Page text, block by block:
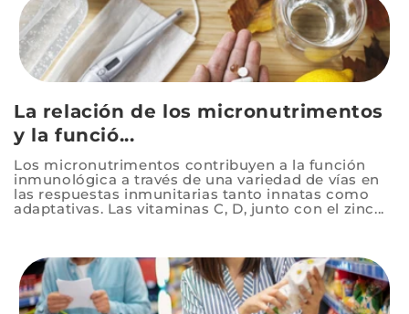
La relación de los micronutrimentos
y la funció...
Los micronutrimentos contribuyen a la función
inmunológica a través de una variedad de vías en
las respuestas inmunitarias tanto innatas como
adaptativas. Las vitaminas C, D, junto con el zinc...